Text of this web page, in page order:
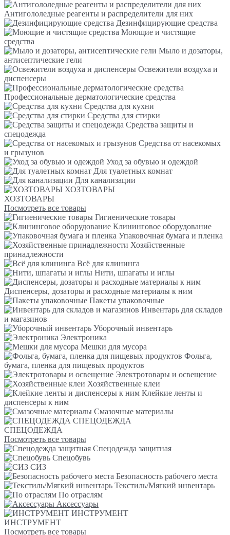
Антигололедные реагенты и распределители для них
Дезинфицирующие средства
Моющие и чистящие
средства
Мыло и дозаторы,
антисептические гели
Освежители воздуха и
диспенсеры
Профессиональные дерматологические средства
Средства для кухни
Средства для стирки
Средства защиты и
спецодежда
Средства от насекомых
и грызунов
Уход за обувью и одеждой
Для туалетных комнат
Для канализации
ХОЗТОВАРЫ
ХОЗТОВАРЫ
Посмотреть все товары
Гигиенические товары
Клининговое оборудование
Упаковочная бумага и пленка
Хозяйственные
принадлежности
Всё для клининга
Нити, шпагаты и иглы
Диспенсеры, дозаторы и расходные материалы к ним
Пакеты упаковочные
Инвентарь для складов
и магазинов
Уборочный инвентарь
Электроника
Мешки для мусора
Фольга,
бумага, пленка для пищевых продуктов
Электротовары и освещение
Хозяйственные клеи
Клейкие ленты и
диспенсеры к ним
Смазочные материалы
СПЕЦОДЕЖДА
СПЕЦОДЕЖДА
Посмотреть все товары
Спецодежда защитная
Спецобувь
СИЗ
Безопасность рабочего места
Текстиль/Мягкий инвентарь
По отраслям
Аксессуары
ИНСТРУМЕНТ
ИНСТРУМЕНТ
Посмотреть все товары